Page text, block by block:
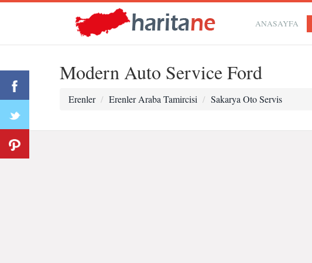
ANASAYFA
Modern Auto Service Ford
Erenler Erenler Araba Tamircisi Sakarya Oto Servis